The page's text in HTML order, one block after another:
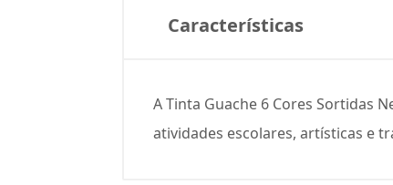
Características
A Tinta Guache 6 Cores Sortidas
atividades escolares, artísticas e